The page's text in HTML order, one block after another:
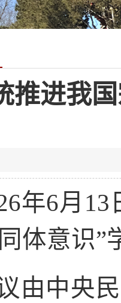
推进我
年6月
体意识”
由中央